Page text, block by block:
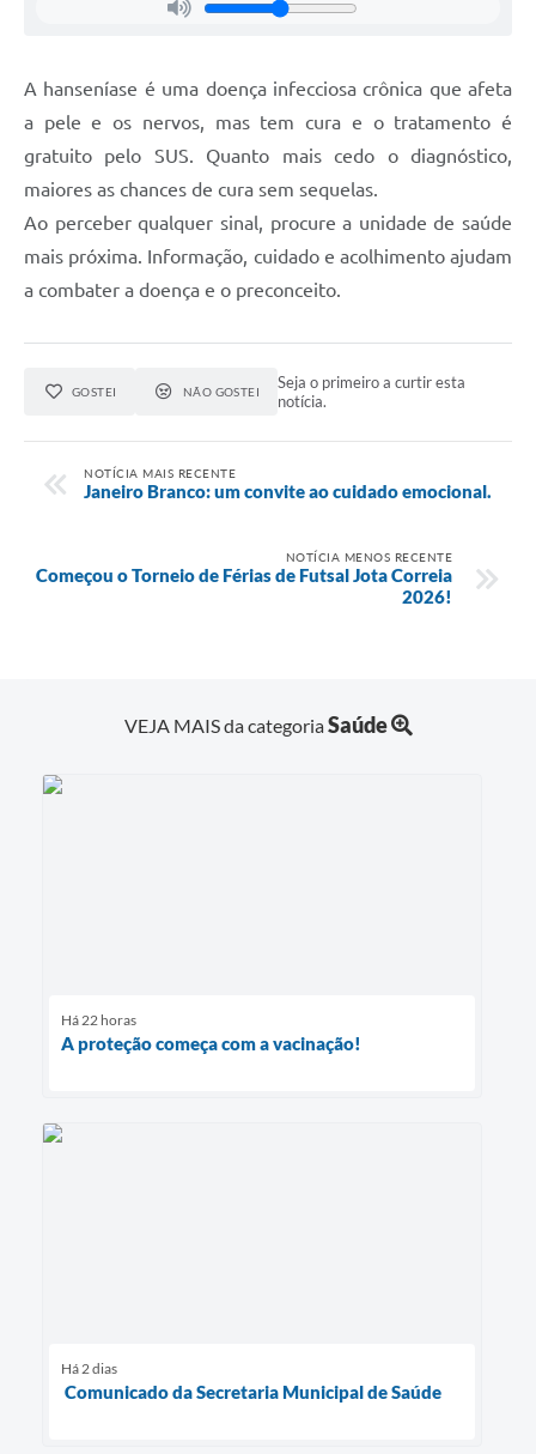
A hanseníase é uma doença infecciosa crônica que afeta
a pele e os nervos, mas tem cura e o tratamento é
gratuito pelo SUS. Quanto mais cedo o diagnóstico,
maiores as chances de cura sem sequelas.
Ao perceber qualquer sinal, procure a unidade de saúde
mais próxima. Informação, cuidado e acolhimento ajudam
a combater a doença e o preconceito.
GOSTEI NÃO GOSTEI
Seja o primeiro a curtir esta
notícia.
NOTÍCIA MAIS RECENTE
Janeiro Branco: um convite ao cuidado emocional.
NOTÍCIA MENOS RECENTE
Começou o Torneio de Férias de Futsal Jota Correia
2026!
VEJA MAIS da categoriaSaúde
Há 22 horas
A proteção começa com a vacinação!
Há 2 dias
Comunicado da Secretaria Municipal de Saúde